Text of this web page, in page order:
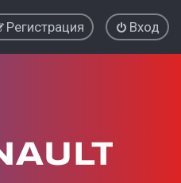
Вход
Регистрация